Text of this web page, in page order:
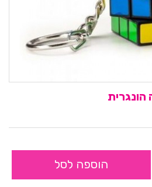
הוספה לסל